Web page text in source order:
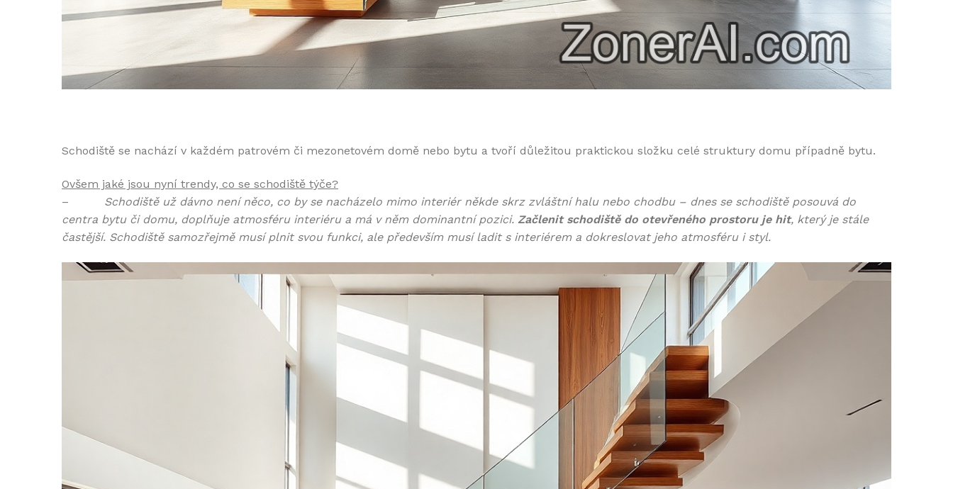
Schodiště se nachází v každém patrovém či mezonetovém domě nebo bytu a tvoří důležitou praktickou složku celé struktury domu případně bytu.
Ovšem jaké jsou nyní trendy, co se schodiště týče?
– Schodiště už dávno není něco, co by se nacházelo mimo interiér někde skrz zvláštní halu nebo chodbu – dnes se schodiště posouvá do
centra bytu či domu, doplňuje atmosféru interiéru a má v něm dominantní pozici. Začlenit schodiště do otevřeného prostoru je hit, který je stále
častější. Schodiště samozřejmě musí plnit svou funkci, ale především musí ladit s interiérem a dokreslovat jeho atmosféru i styl.